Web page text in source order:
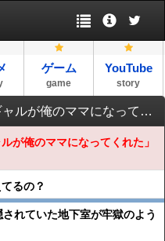
ゲーム
game
YouTube
story
【エチ画像】「どスケベな黒ギャルが俺のママになってくれた」ってシチュが最高に抜けるンゴ…ｗ
が俺のママになってくれた」
るの？
れていた地下室が牢獄のよう